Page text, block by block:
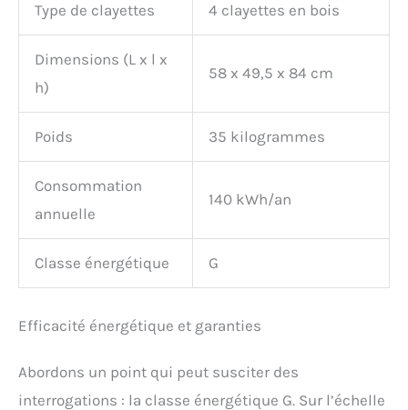
Type de clayettes 4 clayettes en bois
Dimensions (L x l x
h)
58 x 49,5 x 84 cm
Poids 35 kilogrammes
Consommation
annuelle
140 kWh/an
Classe énergétique G
Efficacité énergétique et garanties
Abordons un point qui peut susciter des
interrogations : la classe énergétique G. Sur l’échelle